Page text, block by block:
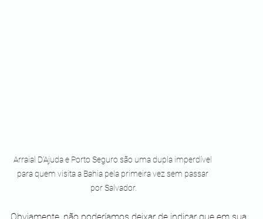
Arraial D'Ajuda e Porto Seguro são uma dupla imperdível
para quem visita a Bahia pela primeira vez sem passar
por Salvador.